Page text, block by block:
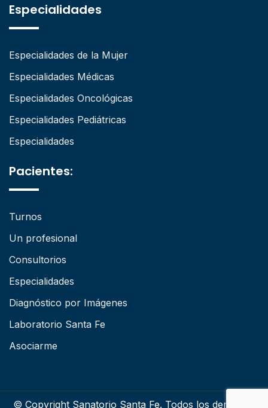
Especialidades
Especialidades de la Mujer
Especialidades Médicas
Especialidades Oncológicas
Especialidades Pediátricas
Especialidades
Pacientes:
Turnos
Un profesional
Consultorios
Especialidades
Diagnóstico por Imágenes
Laboratorio Santa Fe
Asociarme
© Copyright Sanatorio Santa Fe. Todos los derechos